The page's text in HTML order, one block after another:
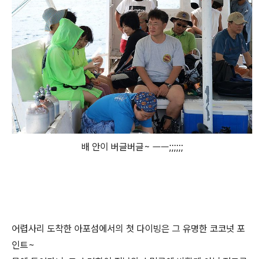
배 안이 버글버글~ ㅡㅡ;;;;;;
어렵사리 도착한 아포섬에서의 첫 다이빙은 그 유명한 코코넛 포
인트~